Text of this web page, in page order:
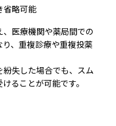
省略可能
医療機関や薬局間での
、重複診療や重複投薬
失した場合でも、スム
ることが可能です。